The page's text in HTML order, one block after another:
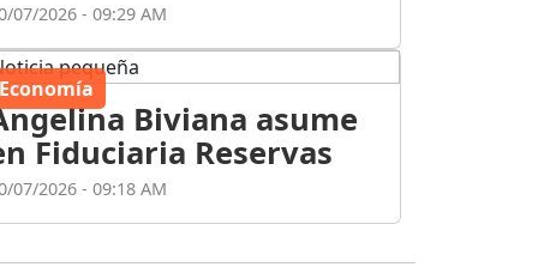
07/2026 - 09:29 AM
Biviana asume
Fiduciaria Reservas
07/2026 - 09:18 AM